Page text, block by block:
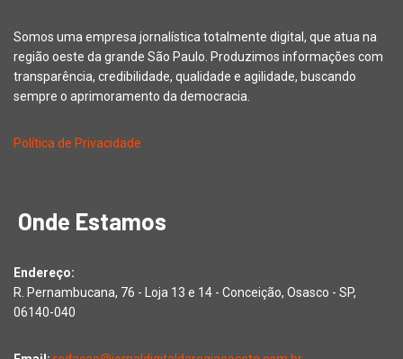
Somos uma empresa jornalística totalmente digital, que atua na
região oeste da grande São Paulo. Produzimos informações com
transparência, credibilidade, qualidade e agilidade, buscando
sempre o aprimoramento da democracia.
Política de Privacidade
Onde Estamos
Endereço:
R. Pernambucana, 76 - Loja 13 e 14 - Conceição, Osasco - SP,
06140-040